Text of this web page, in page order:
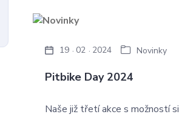
Pitbike Day 2024
19 02 2024 Novinky
Naše již třetí akce s možností si